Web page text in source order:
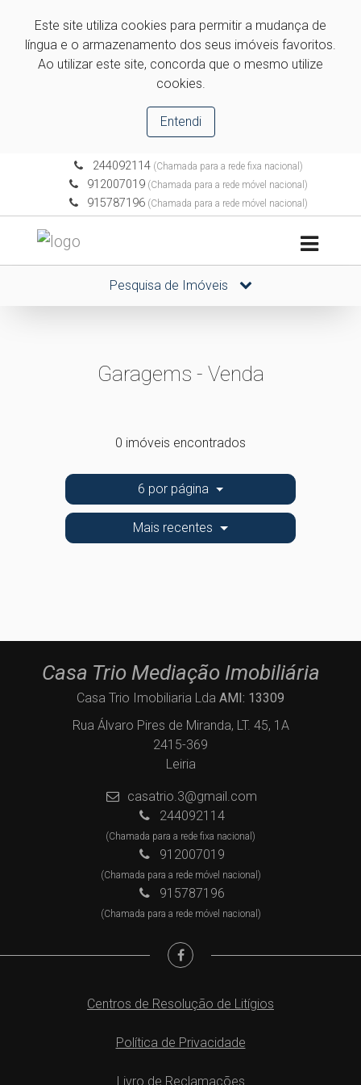
Este site utiliza cookies para permitir a mudança de
língua e o armazenamento dos seus imóveis favoritos.
Ao utilizar este site, concorda que o mesmo utilize
cookies.
Entendi
244092114(Chamada para a rede fixa nacional)
912007019 (Chamada para a rede móvel nacional)
915787196 (Chamada para a rede móvel nacional)
Pesquisa de Imóveis
Garagems - Venda
0 imóveis encontrados
6 por página
Mais recentes
Casa Trio Mediação Imobiliária
Casa Trio Imobiliaria Lda AMI: 13309
Rua Álvaro Pires de Miranda, LT. 45, 1A
2415-369
Leiria
casatrio.3@gmail.com
244092114
(Chamada para a rede fixa nacional)
912007019
(Chamada para a rede móvel nacional)
915787196
(Chamada para a rede móvel nacional)
Centros de Resolução de Litígios
Política de Privacidade
Livro de Reclamações